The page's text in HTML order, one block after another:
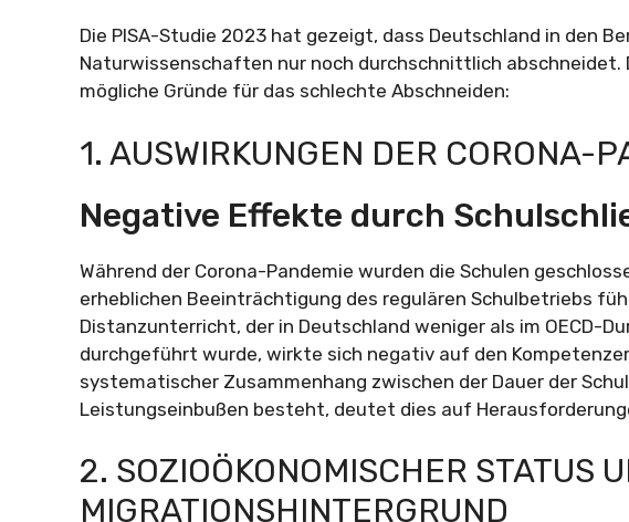
Die PISA-Studie 2023 hat gezeigt, dass Deutschland in den
Naturwissenschaften nur noch durchschnittlich abschneidet.
mögliche Gründe für das schlechte Abschneiden:
1. AUSWIRKUNGEN DER CORONA-
Negative Effekte durch
Während der Corona-Pandemie wurden die Schulen
erheblichen Beeinträchtigung des regulären Schulbetriebs
Distanzunterricht, der in Deutschland weniger als im OECD-
durchgeführt wurde, wirkte sich negativ auf den
systematischer Zusammenhang zwischen der Dauer der
Leistungseinbußen besteht, deutet dies auf
2. SOZIOÖKONOMISCHER STATUS
MIGRATIONSHINTERGRUND